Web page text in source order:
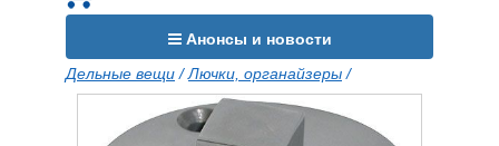
Дельные вещи/Лючки, органайзеры/
Анонсы и новости